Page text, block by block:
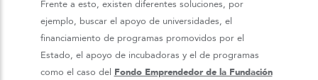
Frente a esto, existen diferentes soluciones, por
ejemplo, buscar el apoyo de universidades, el
financiamiento de programas promovidos por el
Estado, el apoyo de incubadoras y el de programas
como el caso del Fondo Emprendedor de la Fundación